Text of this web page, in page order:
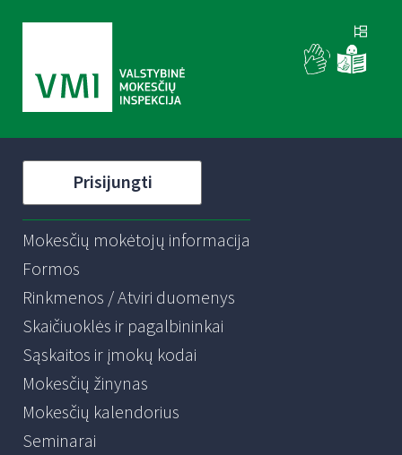
Prisijungti
Mokesčių mokėtojų informacija
Formos
Rinkmenos / Atviri duomenys
Skaičiuoklės ir pagalbininkai
Sąskaitos ir įmokų kodai
Mokesčių žinynas
Mokesčių kalendorius
Seminarai